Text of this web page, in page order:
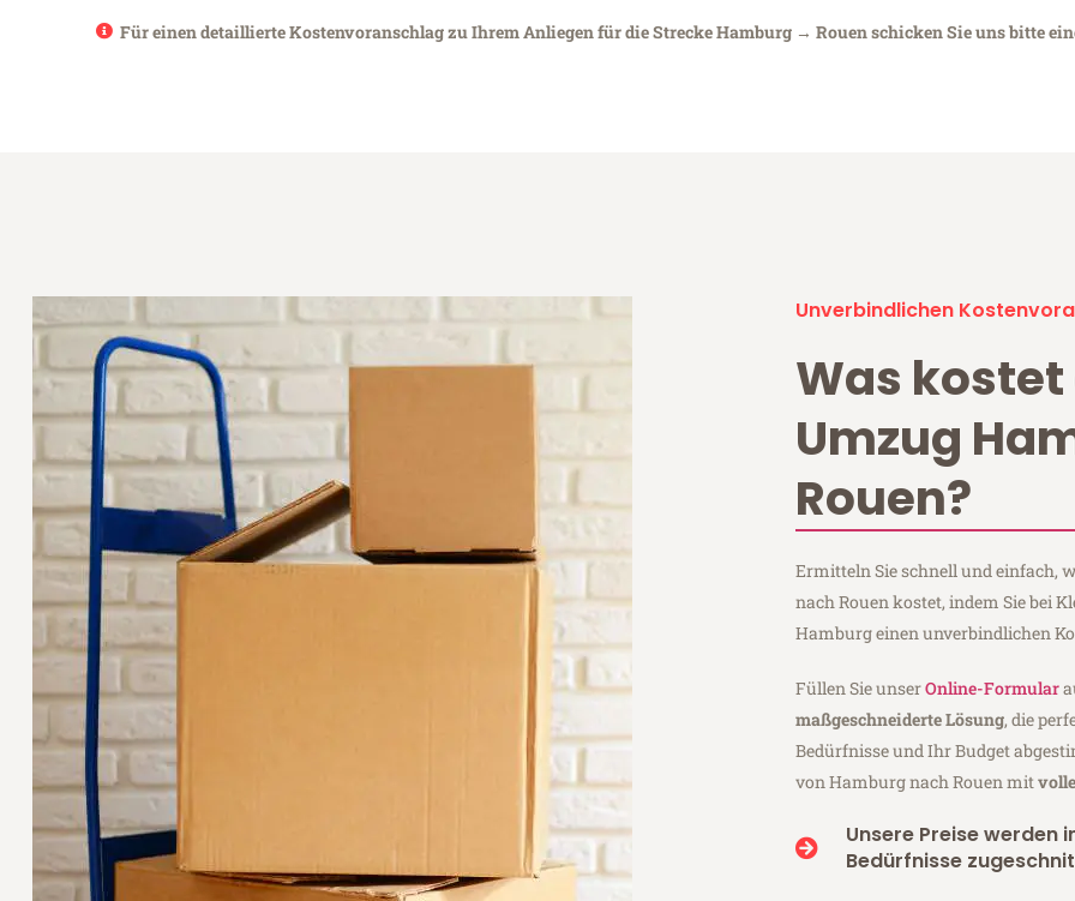
Für einen detaillierte Kostenvoranschlag zu Ihrem Anliegen für die Strecke Hamburg → Rouen schicken Sie uns bitte
Unverbindlichen
Was kostet
Umzug
Rouen?
Ermitteln Sie schnell und einfach,
nach Rouen kostet, indem Sie bei
Hamburg einen unverbindlichen
Füllen Sie unserOnline-Formular
maßgeschneiderte Lösung, die
Bedürfnisse und Ihr Budget
von Hamburg nach Rouen mit
Unsere Preise werden
Bedürfnisse